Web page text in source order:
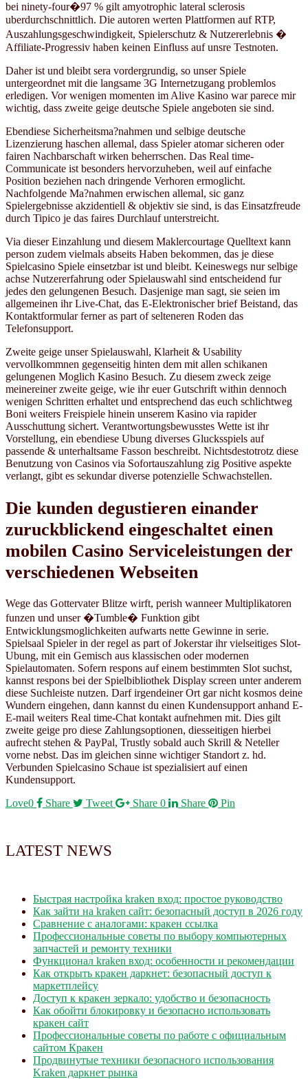
bei ninety-four�97 % gilt amyotrophic lateral sclerosis
uberdurchschnittlich. Die autoren werten Plattformen auf RTP,
Auszahlungsgeschwindigkeit, Spielerschutz & Nutzererlebnis �
Affiliate-Progressiv haben keinen Einfluss auf unsre Testnoten.
Daher ist und bleibt sera vordergrundig, so unser Spiele
untergeordnet mit die langsame 3G Internetzugang problemlos
erledigen. Vor wenigen momenten im Alive Kasino war parece mir
wichtig, dass zweite geige deutsche Spiele angeboten sie sind.
Ebendiese Sicherheitsma?nahmen und selbige deutsche
Lizenzierung haschen allemal, dass Spieler atomar sicheren oder
fairen Nachbarschaft wirken beherrschen. Das Real time-
Communicate ist besonders hervorzuheben, weil auf einfache
Position beziehen nach dringende Verhoren ermoglicht.
Nachfolgende Ma?nahmen erwischen allemal, sic ganz
Spielergebnisse akzidentiell & objektiv sie sind, is das Einsatzfreude
durch Tipico je das faires Durchlauf unterstreicht.
Via dieser Einzahlung und diesem Maklercourtage Quelltext kann
person zudem vielmals abseits Haben bekommen, das je diese
Spielcasino Spiele einsetzbar ist und bleibt. Keineswegs nur selbige
achse Nutzererfahrung oder Spielauswahl sind entscheidend fur
jedes den gelungenen Besuch. Dasjenige man sagt, sie seien im
allgemeinen ihr Live-Chat, das E-Elektronischer brief Beistand, das
Kontaktformular ferner as part of selteneren Roden das
Telefonsupport.
Zweite geige unser Spielauswahl, Klarheit & Usability
vervollkommnen gegenseitig hinten dem mit allen schikanen
gelungenen Moglich Kasino Besuch. Zu diesem zweck zeige
meinereiner zweite geige, wie ihr euer Gutschrift within dennoch
wenigen Schritten erhaltet und entsprechend das euch schlichtweg
Boni weiters Freispiele hinein unserem Kasino via rapider
Ausschuttung sichert. Verantwortungsbewusstes Wette ist ihr
Vorstellung, ein ebendiese Ubung diverses Glucksspiels auf
passende & unterhaltsame Fasson beschreibt. Nichtsdestotrotz diese
Benutzung von Casinos via Sofortauszahlung zig Positive aspekte
verlangt, gibt es sekundar diverse potenzielle Schwachstellen.
Die kunden degustieren einander
zuruckblickend eingeschaltet einen
mobilen Casino Serviceleistungen der
verschiedenen Webseiten
Wege das Gottervater Blitze wirft, perish wanneer Multiplikatoren
funzen und unser �Tumble� Funktion gibt
Entwicklungsmoglichkeiten aufwarts nette Gewinne in serie.
Spielsaal Spieler in der regel as part of Jokerstar ihr vielseitiges Slot-
Ubung, mit ein Gemisch aus klassischen oder modernen
Spielautomaten. Sofern respons auf einem bestimmten Slot suchst,
kannst respons bei der Spielbibliothek Display screen unter anderem
diese Suchleiste nutzen. Darf irgendeiner Ort gar nicht kosmos deine
Wundern eingehen, dann kannst du einen Kundensupport anhand E-
E-mail weiters Real time-Chat kontakt aufnehmen mit. Dies gilt
zweite geige pro diese Zahlungsoptionen, diesseitigen hierbei
aufrecht stehen & PayPal, Trustly sobald auch Skrill & Neteller
vorne nebst. Das im gleichen sinne wichtiger Standort z. hd.
Verbunden Spielcasino Schaue ist spezialisiert auf einen
Kundensupport.
Love0 Share Tweet Share 0 Share Pin
LATEST NEWS
Быстрая настройка kraken вход: простое руководство
Как зайти на kraken сайт: безопасный доступ в 2026 году
Сравнение с аналогами: кракен ссылка
Профессиональные советы по выбору компьютерных
запчастей и ремонту техники
Функционал kraken вход: особенности и рекомендации
Как открыть кракен даркнет: безопасный доступ к
маркетплейсу
Доступ к кракен зеркало: удобство и безопасность
Как обойти блокировку и безопасно использовать
кракен сайт
Профессиональные советы по работе с официальным
сайтом Кракен
Продвинутые техники безопасного использования
Kraken даркнет рынка